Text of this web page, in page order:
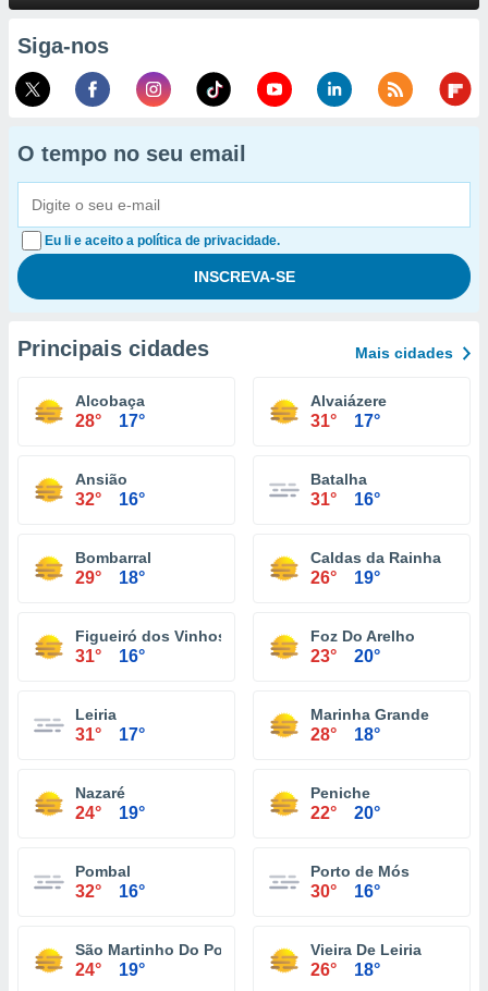
Siga-nos
O tempo no seu email
Eu li e aceito a política de privacidade.
Principais cidades Mais cidades
Alcobaça
28° 17°
Alvaiázere
31° 17°
Ansião
32° 16°
Batalha
31° 16°
Bombarral
29° 18°
Caldas da Rainha
26° 19°
Figueiró dos Vinhos
31° 16°
Foz Do Arelho
23° 20°
Leiria
31° 17°
Marinha Grande
28° 18°
Nazaré
24° 19°
Peniche
22° 20°
Pombal
32° 16°
Porto de Mós
30° 16°
São Martinho Do Porto
24° 19°
Vieira De Leiria
26° 18°